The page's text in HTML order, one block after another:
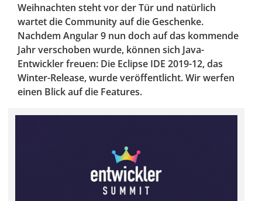
Weihnachten steht vor der Tür und natürlich
wartet die Community auf die Geschenke.
Nachdem Angular 9 nun doch auf das kommende
Jahr verschoben wurde, können sich Java-
Entwickler freuen: Die Eclipse IDE 2019-12, das
Winter-Release, wurde veröffentlicht. Wir werfen
einen Blick auf die Features.